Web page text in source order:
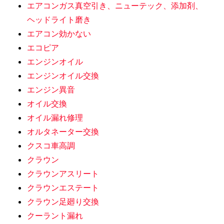
エアコンガス真空引き、ニューテック、添加剤、
ヘッドライト磨き
エアコン効かない
エコピア
エンジンオイル
エンジンオイル交換
エンジン異音
オイル交換
オイル漏れ修理
オルタネーター交換
クスコ車高調
クラウン
クラウンアスリート
クラウンエステート
クラウン足廻り交換
クーラント漏れ